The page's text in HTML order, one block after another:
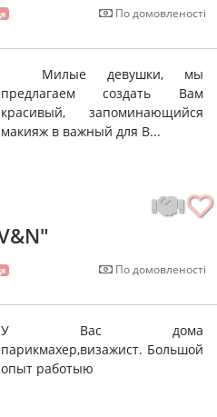
По домовленості
Милые девушки, мы
предлагаем создать Вам
красивый, запоминающийся
макияж в важный для В...
По домовленості
У Вас дома
парикмахер,визажист. Большой
опыт работыю